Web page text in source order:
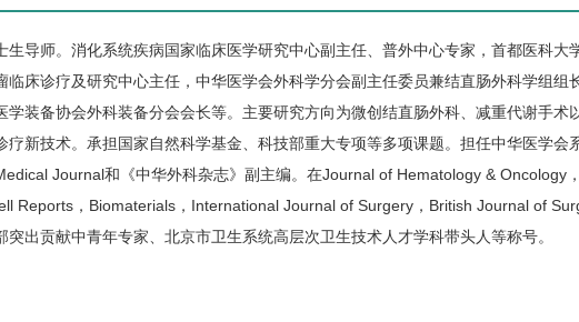
生导师。消化系统疾病国家临床医学研究中心副主任、普外中心专家，首都医科大
临床诊疗及研究中心主任，中华医学会外科学分会副主任委员兼结直肠外科学组组
学装备协会外科装备分会会长等。主要研究方向为微创结直肠外科、减重代谢手术
疗新技术。承担国家自然科学基金、科技部重大专项等多项课题。担任中华医学会
Journal和《中华外科杂志》副主编。在Journal of Hematology & Oncology
Reports，Biomaterials，International Journal of Surgery，British Journal of
突出贡献中青年专家、北京市卫生系统高层次卫生技术人才学科带头人等称号。